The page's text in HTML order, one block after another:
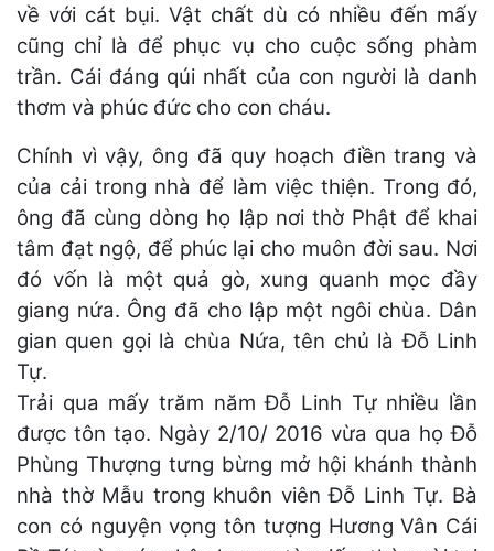
về với cát bụi. Vật chất dù có nhiều đến mấy
cũng chỉ là để phục vụ cho cuộc sống phàm
trần. Cái đáng qúi nhất của con người là danh
thơm và phúc đức cho con cháu.
Chính vì vậy, ông đã quy hoạch điền trang và
của cải trong nhà để làm việc thiện. Trong đó,
ông đã cùng dòng họ lập nơi thờ Phật để khai
tâm đạt ngộ, để phúc lại cho muôn đời sau. Nơi
đó vốn là một quả gò, xung quanh mọc đầy
giang nứa. Ông đã cho lập một ngôi chùa. Dân
gian quen gọi là chùa Nứa, tên chủ là Đỗ Linh
Tự.
Trải qua mấy trăm năm Đỗ Linh Tự nhiều lần
được tôn tạo. Ngày 2/10/ 2016 vừa qua họ Đỗ
Phùng Thượng tưng bừng mở hội khánh thành
nhà thờ Mẫu trong khuôn viên Đỗ Linh Tự. Bà
con có nguyện vọng tôn tượng Hương Vân Cái